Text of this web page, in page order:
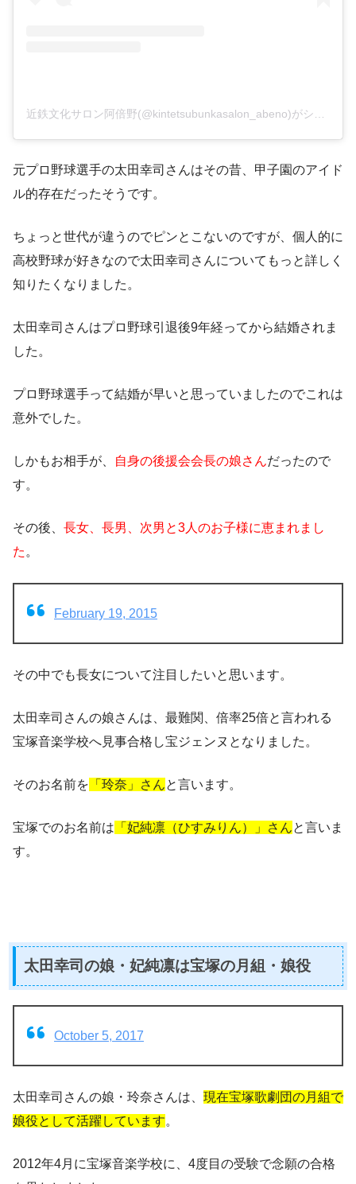
近鉄文化サロン阿倍野(@kintetsubunkasalon_abeno)がシェアした投稿
元プロ野球選手の太田幸司さんはその昔、甲子園のアイド
ル的存在だったそうです。
ちょっと世代が違うのでピンとこないのですが、個人的に
高校野球が好きなので太田幸司さんについてもっと詳しく
知りたくなりました。
太田幸司さんはプロ野球引退後9年経ってから結婚されま
した。
プロ野球選手って結婚が早いと思っていましたのでこれは
意外でした。
しかもお相手が、 自身の後援会会長の娘さんだったので
す。
その後、 長女、長男、次男と3人のお子様に恵まれまし
た 。
February 19, 2015
その中でも長女について注目したいと思います。
太田幸司さんの娘さんは、最難関、倍率25倍と言われる
宝塚音楽学校へ見事合格し宝ジェンヌとなりました。
そのお名前を 「玲奈」さんと言います。
宝塚でのお名前は 「妃純凛（ひすみりん）」さんと言いま
す。
太田幸司の娘・妃純凛は宝塚の月組・娘役
October 5, 2017
太田幸司さんの娘・玲奈さんは、 現在宝塚歌劇団の月組で
娘役として活躍しています。
2012年4月に宝塚音楽学校に、4度目の受験で念願の合格